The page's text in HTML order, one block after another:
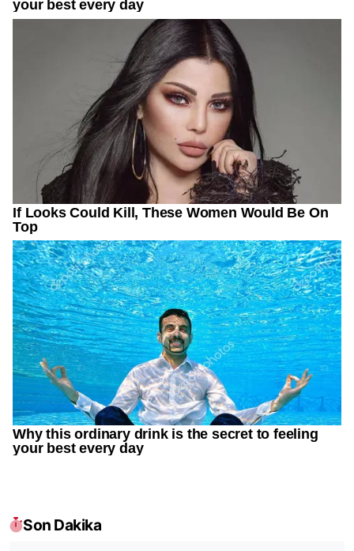
Son Dakika